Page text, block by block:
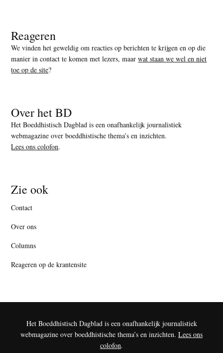
Reageren
We vinden het geweldig om reacties op berichten te krijgen en op die
manier in contact te komen met lezers, maarwat staan we wel en niet
toe op de site?
Over het BD
Het Boeddhistisch Dagblad is een onafhankelijk journalistiek
webmagazine over boeddhistische thema’s en inzichten.
Lees ons colofon.
Zie ook
Contact
Over ons
Columns
Reageren op de krantensite
Het Boeddhistisch Dagblad is een onafhankelijk journalistiek
webmagazine over boeddhistische thema’s en inzichten. Lees ons
colofon.